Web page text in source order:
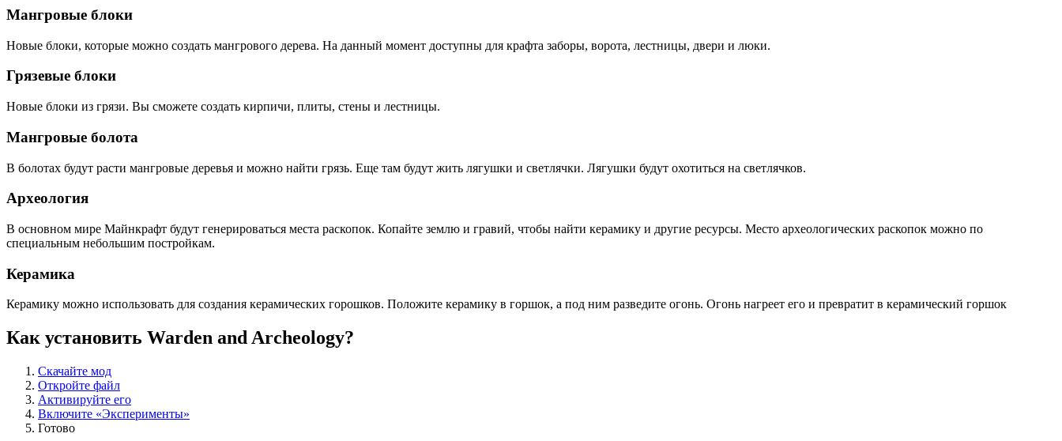
Мангровые блоки
Новые блоки, которые можно создать мангрового дерева. На данный момент доступны для крафта заборы, ворота, лестницы, двери и люки.
Грязевые блоки
Новые блоки из грязи. Вы сможете создать кирпичи, плиты, стены и лестницы.
Мангровые болота
В болотах будут расти мангровые деревья и можно найти грязь. Еще там будут жить лягушки и светлячки. Лягушки будут охотиться на светлячков.
Археология
В основном мире Майнкрафт будут генерироваться места раскопок. Копайте землю и гравий, чтобы найти керамику и другие ресурсы. Место археологических раскопок можно по
специальным небольшим постройкам.
Керамика
Керамику можно использовать для создания керамических горошков. Положите керамику в горшок, а под ним разведите огонь. Огонь нагреет его и превратит в керамический горшок
Как установить Warden and Archeology?
Скачайте мод
Откройте файл
Активируйте его
Включите «Эксперименты»
Готово